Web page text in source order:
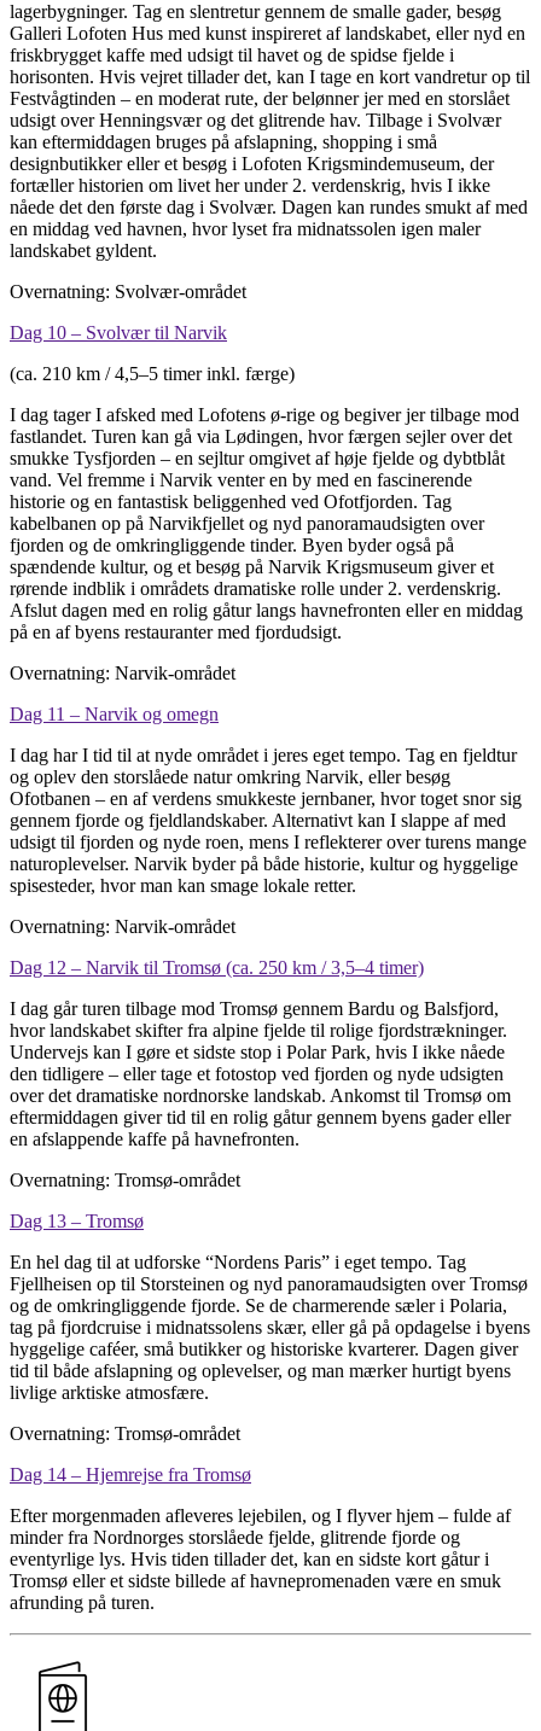
lagerbygninger. Tag en slentretur gennem de smalle gader, besøg
Galleri Lofoten Hus med kunst inspireret af landskabet, eller nyd en
friskbrygget kaffe med udsigt til havet og de spidse fjelde i
horisonten. Hvis vejret tillader det, kan I tage en kort vandretur op til
Festvågtinden – en moderat rute, der belønner jer med en storslået
udsigt over Henningsvær og det glitrende hav. Tilbage i Svolvær
kan eftermiddagen bruges på afslapning, shopping i små
designbutikker eller et besøg i Lofoten Krigsmindemuseum, der
fortæller historien om livet her under 2. verdenskrig, hvis I ikke
nåede det den første dag i Svolvær. Dagen kan rundes smukt af med
en middag ved havnen, hvor lyset fra midnatssolen igen maler
landskabet gyldent.
Overnatning: Svolvær-området
Dag 10 – Svolvær til Narvik
(ca. 210 km / 4,5–5 timer inkl. færge)
I dag tager I afsked med Lofotens ø-rige og begiver jer tilbage mod
fastlandet. Turen kan gå via Lødingen, hvor færgen sejler over det
smukke Tysfjorden – en sejltur omgivet af høje fjelde og dybtblåt
vand. Vel fremme i Narvik venter en by med en fascinerende
historie og en fantastisk beliggenhed ved Ofotfjorden. Tag
kabelbanen op på Narvikfjellet og nyd panoramaudsigten over
fjorden og de omkringliggende tinder. Byen byder også på
spændende kultur, og et besøg på Narvik Krigsmuseum giver et
rørende indblik i områdets dramatiske rolle under 2. verdenskrig.
Afslut dagen med en rolig gåtur langs havnefronten eller en middag
på en af byens restauranter med fjordudsigt.
Overnatning: Narvik-området
Dag 11 – Narvik og omegn
I dag har I tid til at nyde området i jeres eget tempo. Tag en fjeldtur
og oplev den storslåede natur omkring Narvik, eller besøg
Ofotbanen – en af verdens smukkeste jernbaner, hvor toget snor sig
gennem fjorde og fjeldlandskaber. Alternativt kan I slappe af med
udsigt til fjorden og nyde roen, mens I reflekterer over turens mange
naturoplevelser. Narvik byder på både historie, kultur og hyggelige
spisesteder, hvor man kan smage lokale retter.
Overnatning: Narvik-området
Dag 12 – Narvik til Tromsø (ca. 250 km / 3,5–4 timer)
I dag går turen tilbage mod Tromsø gennem Bardu og Balsfjord,
hvor landskabet skifter fra alpine fjelde til rolige fjordstrækninger.
Undervejs kan I gøre et sidste stop i Polar Park, hvis I ikke nåede
den tidligere – eller tage et fotostop ved fjorden og nyde udsigten
over det dramatiske nordnorske landskab. Ankomst til Tromsø om
eftermiddagen giver tid til en rolig gåtur gennem byens gader eller
en afslappende kaffe på havnefronten.
Overnatning: Tromsø-området
Dag 13 – Tromsø
En hel dag til at udforske “Nordens Paris” i eget tempo. Tag
Fjellheisen op til Storsteinen og nyd panoramaudsigten over Tromsø
og de omkringliggende fjorde. Se de charmerende sæler i Polaria,
tag på fjordcruise i midnatssolens skær, eller gå på opdagelse i byens
hyggelige caféer, små butikker og historiske kvarterer. Dagen giver
tid til både afslapning og oplevelser, og man mærker hurtigt byens
livlige arktiske atmosfære.
Overnatning: Tromsø-området
Dag 14 – Hjemrejse fra Tromsø
Efter morgenmaden afleveres lejebilen, og I flyver hjem – fulde af
minder fra Nordnorges storslåede fjelde, glitrende fjorde og
eventyrlige lys. Hvis tiden tillader det, kan en sidste kort gåtur i
Tromsø eller et sidste billede af havnepromenaden være en smuk
afrunding på turen.